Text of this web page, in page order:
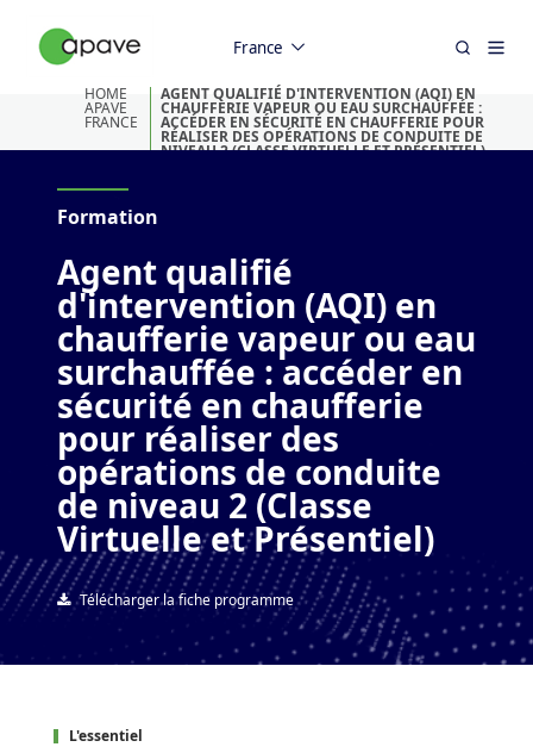
France
HOME
APAVE
FRANCE
AGENT QUALIFIÉ D'INTERVENTION (AQI) EN
CHAUFFERIE VAPEUR OU EAU SURCHAUFFÉE :
ACCÉDER EN SÉCURITÉ EN CHAUFFERIE POUR
RÉALISER DES OPÉRATIONS DE CONDUITE DE
NIVEAU 2 (CLASSE VIRTUELLE ET PRÉSENTIEL)
Formation
Agent qualifié
d'intervention (AQI) en
chaufferie vapeur ou eau
surchauffée : accéder en
sécurité en chaufferie
pour réaliser des
opérations de conduite
de niveau 2 (Classe
Virtuelle et Présentiel)
Télécharger la fiche programme
L'essentiel